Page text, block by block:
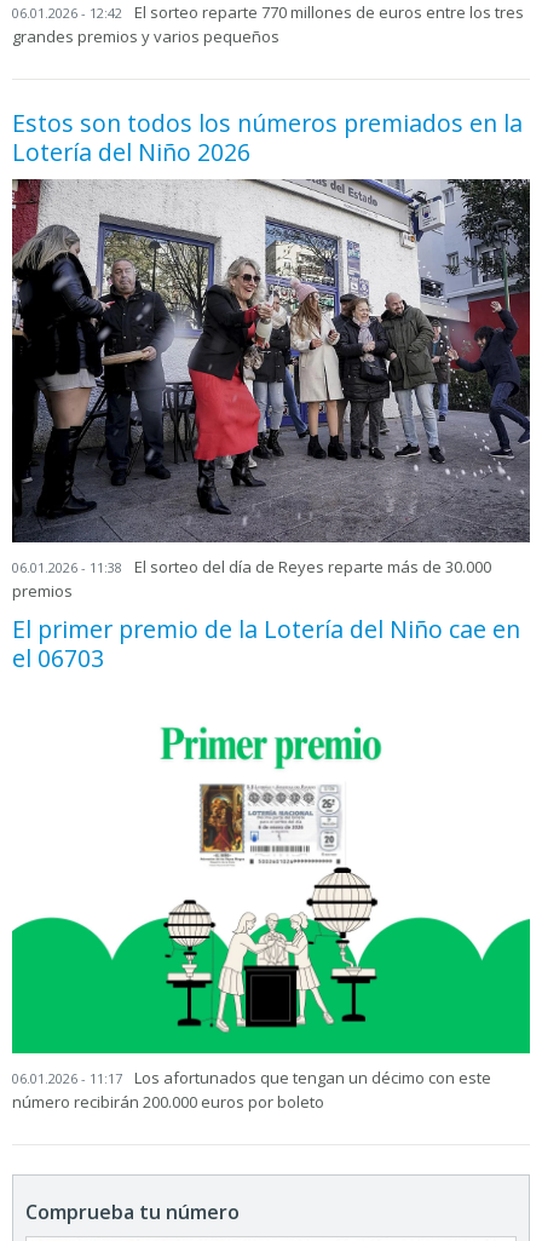
06.01.2026 - 12:42
El sorteo reparte 770 millones de euros entre los tres
grandes premios y varios pequeños
Estos son todos los números premiados en la
Lotería del Niño 2026
06.01.2026 - 11:38
El sorteo del día de Reyes reparte más de 30.000
premios
El primer premio de la Lotería del Niño cae en
el 06703
06.01.2026 - 11:17
Los afortunados que tengan un décimo con este
número recibirán 200.000 euros por boleto
Comprueba tu número